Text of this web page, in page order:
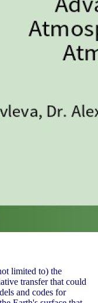
limited to) the
transfer that could
and codes for